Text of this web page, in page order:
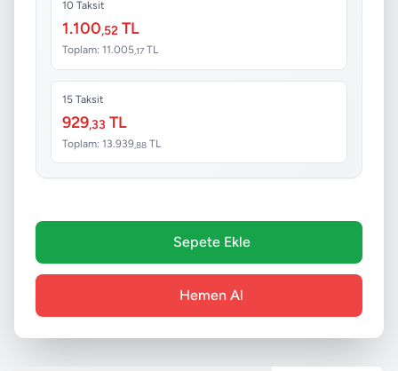
10 Taksit
1.100,52 TL
Toplam: 11.005,17 TL
15 Taksit
929,33 TL
Toplam: 13.939,88 TL
Sepete Ekle
Hemen Al